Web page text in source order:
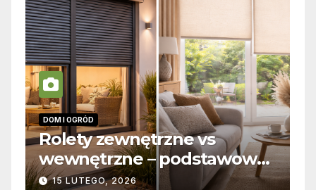
DOM I OGRÓD
Rolety zewnętrzne vs
wewnętrzne – podstawowe
różnice konstrukcyjne i
15 LUTEGO, 2026